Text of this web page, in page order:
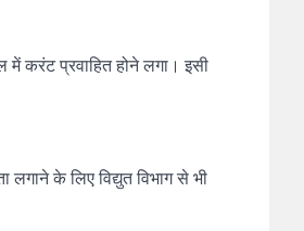
करंट प्रवाहित होने लगा। इसी
के लिए विद्युत विभाग से भी